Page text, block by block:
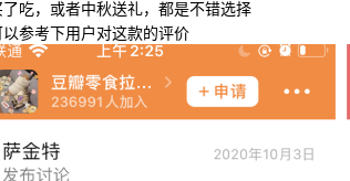
吃，或者中秋送礼，都是不错选择
参考下用户对这款的评价